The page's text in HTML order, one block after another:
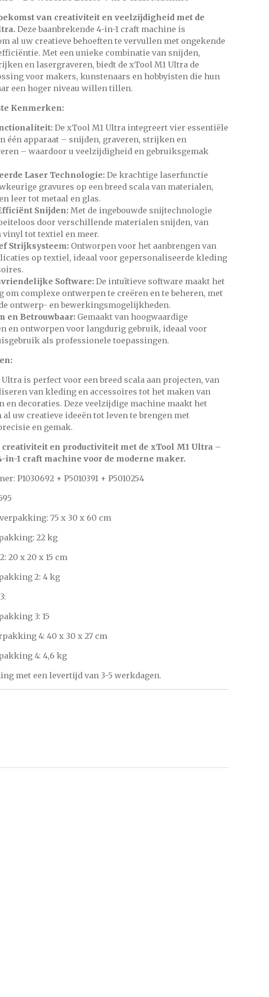
van creativiteit en veelzijdigheid met de
Deze baanbrekende 4-in-1 craft machine is
al uw creatieve behoeften te vervullen met ongekende
Met een unieke combinatie van snijden,
en lasergraveren, biedt de xTool M1 Ultra de
voor makers, kunstenaars en hobbyisten die hun
een hoger niveau willen tillen.
Kenmerken:
De xTool M1 Ultra integreert vier essentiële
één apparaat – snijden, graveren, strijken en
– waardoor u veelzijdigheid en gebruiksgemak
Laser Technologie: De krachtige laserfunctie
gravures op een breed scala van materialen,
leer tot metaal en glas.
Snijden: Met de ingebouwde snijtechnologie
door verschillende materialen snijden, van
vinyl tot textiel en meer.
Strijksysteem: Ontworpen voor het aanbrengen van
op textiel, ideaal voor gepersonaliseerde kleding
Software: De intuïtieve software maakt het
om complexe ontwerpen te creëren en te beheren, met
ontwerp- en bewerkingsmogelijkheden.
en Betrouwbaar: Gemaakt van hoogwaardige
en ontworpen voor langdurig gebruik, ideaal voor
als professionele toepassingen.
Ultra is perfect voor een breed scala aan projecten, van
van kleding en accessoires tot het maken van
en decoraties. Deze veelzijdige machine maakt het
uw creatieve ideeën tot leven te brengen met
en gemak.
creativiteit en productiviteit met de xTool M1 Ultra –
in-1 craft machine voor de moderne maker.
P1030692 + P5010391 + P5010254
75 x 30 x 60 cm
22 kg
20 x 20 x 15 cm
2: 4 kg
3: 15
4: 40 x 30 x 27 cm
4: 4,6 kg
met een levertijd van 3-5 werkdagen.